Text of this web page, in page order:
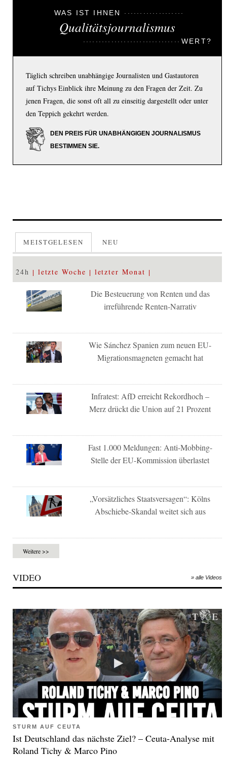
WAS IST IHNEN
Qualitätsjournalismus
WERT?
Täglich schreiben unabhängige Journalisten und Gastautoren
auf Tichys Einblick ihre Meinung zu den Fragen der Zeit. Zu
jenen Fragen, die sonst oft all zu einseitig dargestellt oder unter
den Teppich gekehrt werden.
DEN PREIS FÜR UNABHÄNGIGEN JOURNALISMUS
BESTIMMEN SIE.
MEISTGELESEN NEU
24h letzte Woche letzter Monat
Die Besteuerung von Renten und das
irreführende Renten-Narrativ
Wie Sánchez Spanien zum neuen EU-
Migrationsmagneten gemacht hat
Infratest: AfD erreicht Rekordhoch –
Merz drückt die Union auf 21 Prozent
Fast 1.000 Meldungen: Anti-Mobbing-
Stelle der EU-Kommission überlastet
„Vorsätzliches Staatsversagen“: Kölns
Abschiebe-Skandal weitet sich aus
Weitere >>
VIDEO » alle Videos
STURM AUF CEUTA
Ist Deutschland das nächste Ziel? – Ceuta-Analyse mit
Roland Tichy & Marco Pino